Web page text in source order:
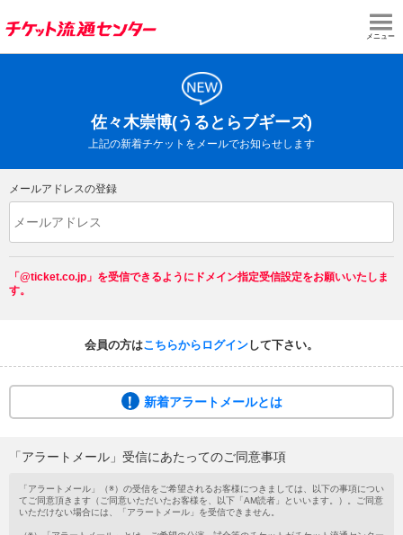
メニュー
佐々木崇博(うるとらブギーズ)
上記の新着チケットをメールでお知らせします
メールアドレスの登録
「@ticket.co.jp」を受信できるようにドメイン指定受信設定をお願いいたしま
す。
会員の方はこちらからログイン して下さい。
新着アラートメールとは
会員登録がお済みでない方もメールアドレスを登録するだけで気軽にご利用い
ただけます。
たメールアドレスへ1日1回配信されます。
「アラートメール」受信にあたってのご同意事項